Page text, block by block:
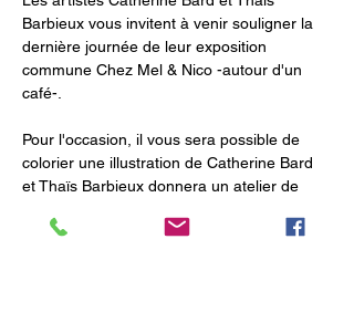
Barbieux vous invitent à venir souligner la
dernière journée de leur exposition
commune Chez Mel & Nico -autour d'un
café-.
Pour l'occasion, il vous sera possible de
colorier une illustration de Catherine Bard
et Thaïs Barbieux donnera un atelier de
en auront envie.